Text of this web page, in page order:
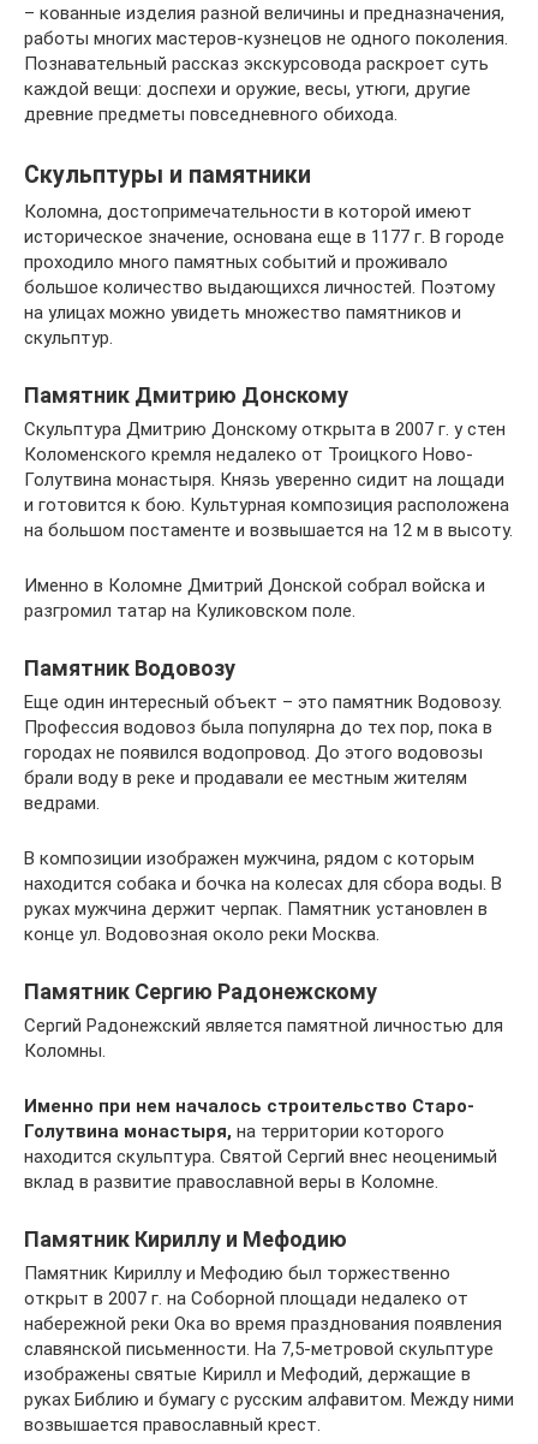
– кованные изделия разной величины и предназначения,
работы многих мастеров-кузнецов не одного поколения.
Познавательный рассказ экскурсовода раскроет суть
каждой вещи: доспехи и оружие, весы, утюги, другие
древние предметы повседневного обихода.
Скульптуры и памятники
Коломна, достопримечательности в которой имеют
историческое значение, основана еще в 1177 г. В городе
проходило много памятных событий и проживало
большое количество выдающихся личностей. Поэтому
на улицах можно увидеть множество памятников и
скульптур.
Памятник Дмитрию Донскому
Скульптура Дмитрию Донскому открыта в 2007 г. у стен
Коломенского кремля недалеко от Троицкого Ново-
Голутвина монастыря. Князь уверенно сидит на лощади
и готовится к бою. Культурная композиция расположена
на большом постаменте и возвышается на 12 м в высоту.
Именно в Коломне Дмитрий Донской собрал войска и
разгромил татар на Куликовском поле.
Памятник Водовозу
Еще один интересный объект – это памятник Водовозу.
Профессия водовоз была популярна до тех пор, пока в
городах не появился водопровод. До этого водовозы
брали воду в реке и продавали ее местным жителям
ведрами.
В композиции изображен мужчина, рядом с которым
находится собака и бочка на колесах для сбора воды. В
руках мужчина держит черпак. Памятник установлен в
конце ул. Водовозная около реки Москва.
Памятник Сергию Радонежскому
Сергий Радонежский является памятной личностью для
Коломны.
Именно при нем началось строительство Старо-
Голутвина монастыря, на территории которого
находится скульптура. Святой Сергий внес неоценимый
вклад в развитие православной веры в Коломне.
Памятник Кириллу и Мефодию
Памятник Кириллу и Мефодию был торжественно
открыт в 2007 г. на Соборной площади недалеко от
набережной реки Ока во время празднования появления
славянской письменности. На 7,5-метровой скульптуре
изображены святые Кирилл и Мефодий, держащие в
руках Библию и бумагу с русским алфавитом. Между ними
возвышается православный крест.